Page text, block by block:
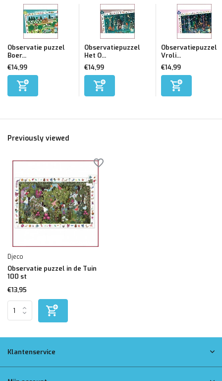
Observatie puzzel
Boer...
€14,99
Observatiepuzzel
Het O...
€14,99
Observatiepuzzel
Vroli...
€14,99
Previously viewed
Djeco
Observatie puzzel in de Tuin
100 st
€13,95
Klantenservice